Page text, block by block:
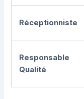
Réceptionniste
Responsable
Qualité